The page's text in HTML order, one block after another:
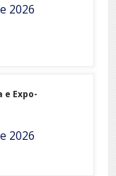
2026
e Expo-
2026